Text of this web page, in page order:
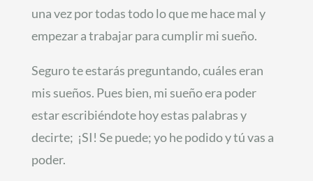
una vez por todas todo lo que me hace mal y
empezar a trabajar para cumplir mi sueño.
Seguro te estarás preguntando, cuáles eran
mis sueños. Pues bien, mi sueño era poder
estar escribiéndote hoy estas palabras y
decirte; ¡SI! Se puede; yo he podido y tú vas a
poder.